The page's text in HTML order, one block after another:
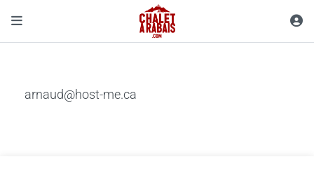
arnaud@host-me.ca